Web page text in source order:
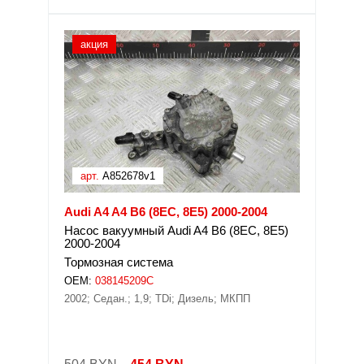
акция
арт. A852678v1
Audi A4 A4 B6 (8EC, 8E5) 2000-2004
Насос вакуумный Audi A4 B6 (8EC, 8E5)
2000-2004
Тормозная система
OEM: 038145209C
2002; Седан.; 1,9; TDi; Дизель; МКПП